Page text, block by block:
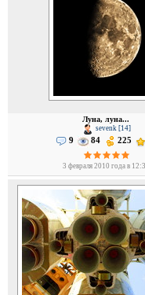
Луна, луна...
sevenk [14]
9 84 225
3 февраля 2010 года в